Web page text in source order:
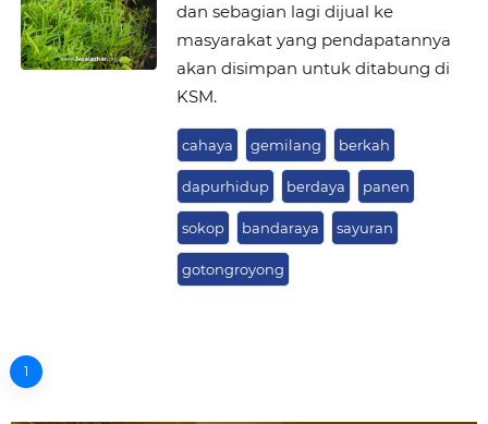
dan sebagian lagi dijual ke
masyarakat yang pendapatannya
akan disimpan untuk ditabung di
KSM.
cahaya gemilang berkah
dapurhidup berdaya panen
sokop bandaraya sayuran
gotongroyong
1